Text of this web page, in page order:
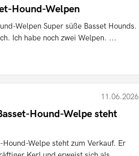
Hound-Welpen
Welpen Super süße Basset Hounds.
Ich habe noch zwei Welpen. ...
11.06.2026
Hound-Welpe steht
Welpe steht zum Verkauf. Er